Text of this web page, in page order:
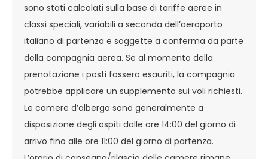
sono stati calcolati sulla base di tariffe aeree in
classi speciali, variabili a seconda dell’aeroporto
italiano di partenza e soggette a conferma da parte
della compagnia aerea. Se al momento della
prenotazione i posti fossero esauriti, la compagnia
potrebbe applicare un supplemento sui voli richiesti.
Le camere d’albergo sono generalmente a
disposizione degli ospiti dalle ore 14:00 del giorno di
arrivo fino alle ore 11:00 del giorno di partenza.